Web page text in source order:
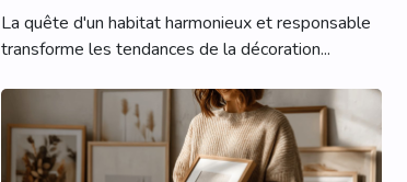
et tendance
La quête d'un habitat harmonieux et responsable
transforme les tendances de la décoration...